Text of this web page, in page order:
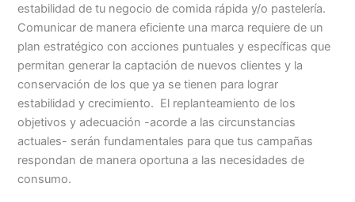
estabilidad de tu negocio de comida rápida y/o pastelería.
Comunicar de manera eficiente una marca requiere de un
plan estratégico con acciones puntuales y específicas que
permitan generar la captación de nuevos clientes y la
conservación de los que ya se tienen para lograr
estabilidad y crecimiento. El replanteamiento de los
objetivos y adecuación -acorde a las circunstancias
actuales- serán fundamentales para que tus campañas
respondan de manera oportuna a las necesidades de
consumo.